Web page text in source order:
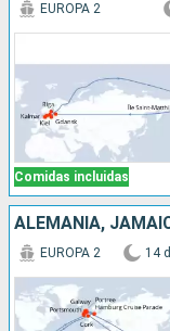
Comidas incluidas
EUROPA 2
EUROPA 2 14 d